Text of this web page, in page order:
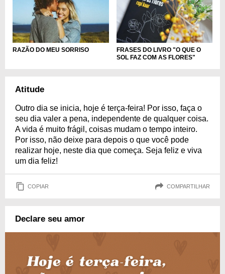
RAZÃO DO MEU SORRISO
FRASES DO LIVRO "O QUE O
SOL FAZ COM AS FLORES"
Atitude
Outro dia se inicia, hoje é terça-feira! Por isso, faça o
seu dia valer a pena, independente de qualquer coisa.
A vida é muito frágil, coisas mudam o tempo inteiro.
Por isso, não deixe para depois o que você pode
realizar hoje, neste dia que começa. Seja feliz e viva
um dia feliz!
COPIAR COMPARTILHAR
Declare seu amor